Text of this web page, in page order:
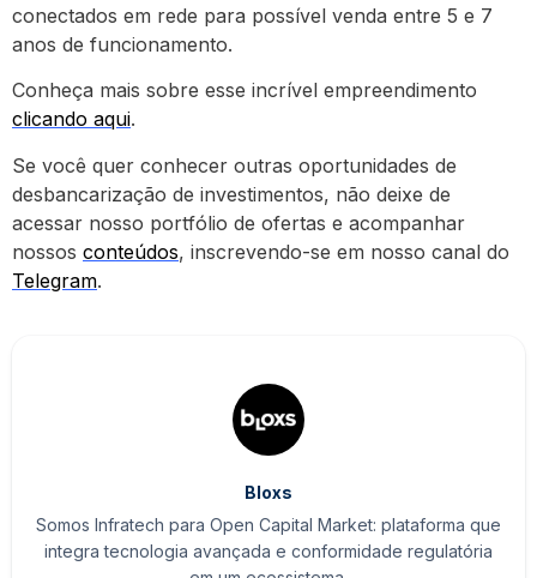
conectados em rede para possível venda entre 5 e 7
anos de funcionamento.
Conheça mais sobre esse incrível empreendimento
clicando aqui.
Se você quer conhecer outras oportunidades de
desbancarização de investimentos, não deixe de
acessar nosso portfólio de ofertas e acompanhar
nossos conteúdos, inscrevendo-se em nosso canal do
Telegram.
Bloxs
Somos Infratech para Open Capital Market: plataforma que
integra tecnologia avançada e conformidade regulatória